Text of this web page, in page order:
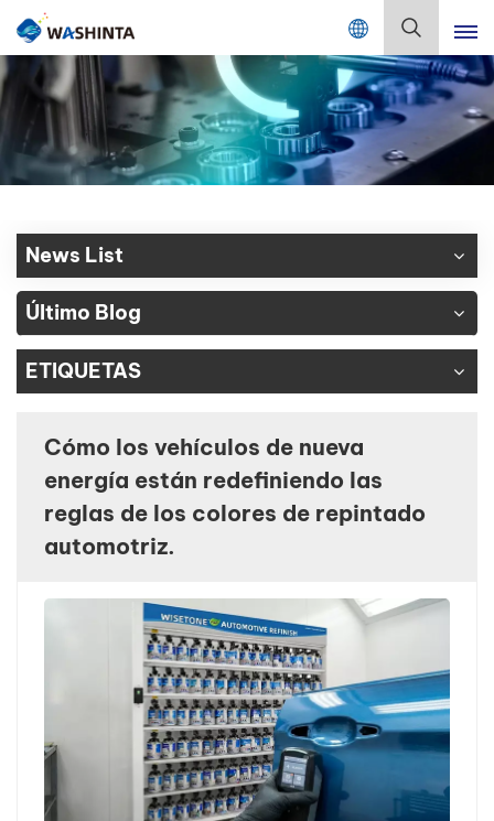
Mix Color Online
English
Français
Deutsch
Русский
Español
Português
日本語
한국어
中文
News List
Último Blog
ETIQUETAS
Cómo los vehículos de nueva
energía están redefiniendo las
reglas de los colores de repintado
automotriz.